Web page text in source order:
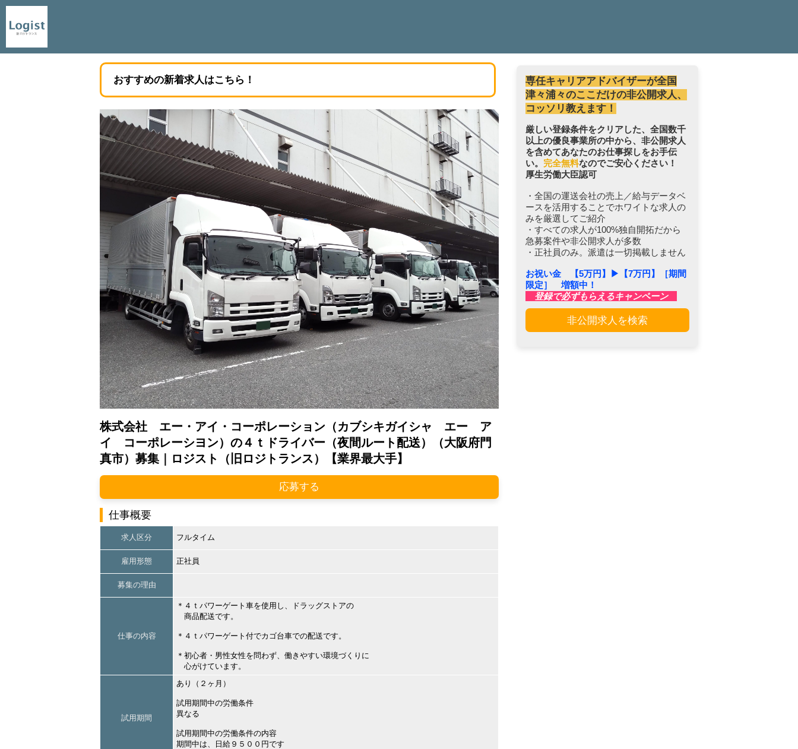
おすすめの新着求人はこちら！
株式会社 エー・アイ・コーポレーション（カブシキガイシャ エー ア
イ コーポレーシヨン）の４ｔドライバー（夜間ルート配送）（大阪府門
真市）募集｜ロジスト（旧ロジトランス）【業界最大手】
応募する
仕事概要
求人区分 フルタイム
雇用形態 正社員
募集の理由
仕事の内容
＊４ｔパワーゲート車を使用し、ドラッグストアの
商品配送です。
＊４ｔパワーゲート付でカゴ台車での配送です。
＊初心者・男性女性を問わず、働きやすい環境づくりに
心がけています。
試用期間
あり（２ヶ月）
試用期間中の労働条件
異なる
試用期間中の労働条件の内容
期間中は、日給９５００円です
専任キャリアアドバイザーが全国
津々浦々のここだけの非公開求人、
コッソリ教えます！
厳しい登録条件をクリアした、全国数千
以上の優良事業所の中から、非公開求人
を含めてあなたのお仕事探しをお手伝
い。 完全無料なのでご安心ください！
厚生労働大臣認可
・全国の運送会社の売上／給与データベ
ースを活用することでホワイトな求人の
みを厳選してご紹介
・すべての求人が100%独自開拓だから
急募案件や非公開求人が多数
・正社員のみ。派遣は一切掲載しません
お祝い金 【5万円】▶︎【7万円】［期間
限定］ 増額中！
登録で必ずもらえるキャンペーン
非公開求人を検索